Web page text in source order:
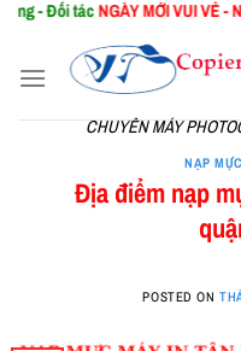
Skip
content
NGÀY MỚIVUI VẺ - NHIỀU
CHUYÊN MÁY
NẠP
Địa điểm nạp
POSTED ON